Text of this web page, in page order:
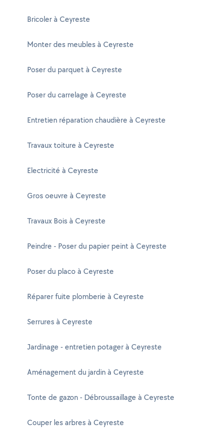
Bricoler à Ceyreste
Monter des meubles à Ceyreste
Poser du parquet à Ceyreste
Poser du carrelage à Ceyreste
Entretien réparation chaudière à Ceyreste
Travaux toiture à Ceyreste
Electricité à Ceyreste
Gros oeuvre à Ceyreste
Travaux Bois à Ceyreste
Peindre - Poser du papier peint à Ceyreste
Poser du placo à Ceyreste
Réparer fuite plomberie à Ceyreste
Serrures à Ceyreste
Jardinage - entretien potager à Ceyreste
Aménagement du jardin à Ceyreste
Tonte de gazon - Débroussaillage à Ceyreste
Couper les arbres à Ceyreste